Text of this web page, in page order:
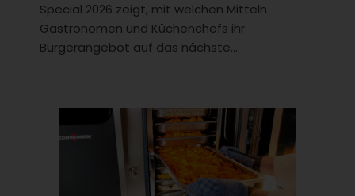
Special 2026 zeigt, mit welchen Mitteln
Gastronomen und Küchenchefs ihr
Burgerangebot auf das nächste...